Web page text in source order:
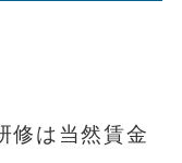
修は当然賃金